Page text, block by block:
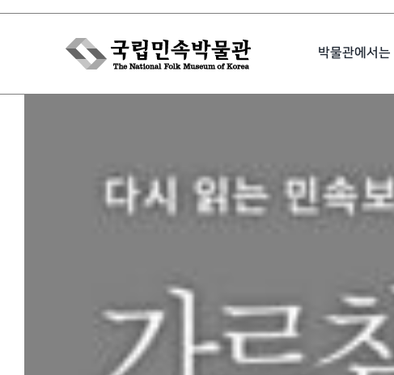
Skip
박물관에서는